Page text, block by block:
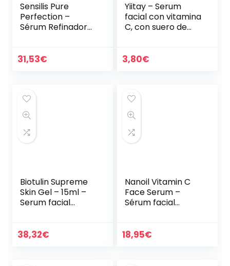
Sensilis Pure
Perfection –
Sérum Refinador
31,53€
Yiitay – Serum
facial con vitamina
C, con suero de
crema
3,80€
Biotulin Supreme
Skin Gel – 15ml –
Serum facial
Ácido Hialuronico –
38,32€
Nanoil Vitamin C
Face Serum –
Sérum facial
antienvejecimient
18,95€